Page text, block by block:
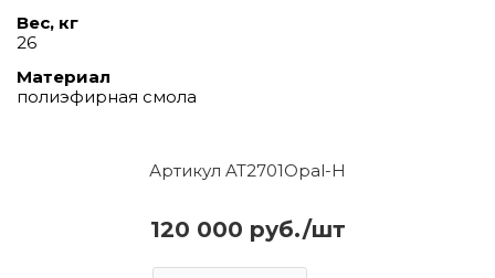
Артикул AT2701Opal-H
120 000 руб./шт
Вес, кг
26
Материал
полиэфирная смола